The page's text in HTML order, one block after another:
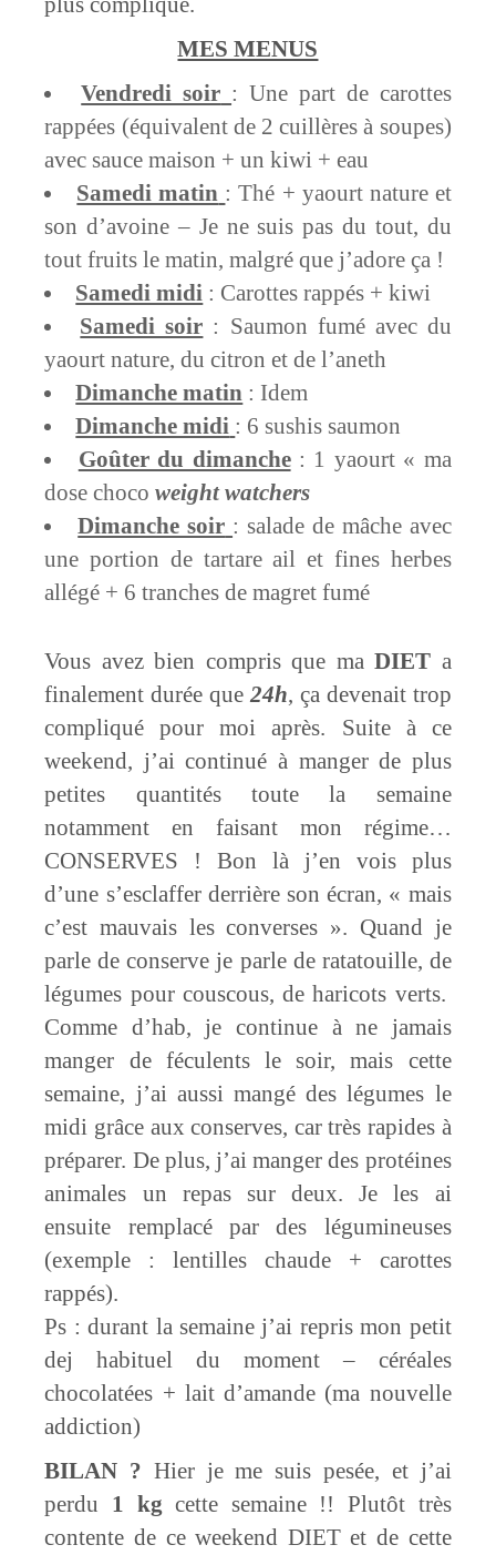
MES MENUS
Vendredi soir : Une part de carottes
rappées (équivalent de 2 cuillères à soupes)
avec sauce maison + un kiwi + eau
Samedi matin : Thé + yaourt nature et
son d’avoine – Je ne suis pas du tout, du
tout fruits le matin, malgré que j’adore ça !
Samedi midi : Carottes rappés + kiwi
Samedi soir : Saumon fumé avec du
yaourt nature, du citron et de l’aneth
Dimanche matin : Idem
Dimanche midi : 6 sushis saumon
Goûter du dimanche: 1 yaourt « ma
dose chocoweight watchers
Dimanche soir : salade de mâche avec
une portion de tartare ail et fines herbes
allégé + 6 tranches de magret fumé
Vous avez bien compris que maDIET a
finalement durée que 24h, ça devenait trop
compliqué pour moi après. Suite à ce
weekend, j’ai continué à manger de plus
petites quantités toute la semaine
notamment en faisant mon régime…
CONSERVES ! Bon là j’en vois plus
d’une s’esclaffer derrière son écran, « mais
c’est mauvais les converses ». Quand je
parle de conserve je parle de ratatouille, de
légumes pour couscous, de haricots verts.
Comme d’hab, je continue à ne jamais
manger de féculents le soir, mais cette
semaine, j’ai aussi mangé des légumes le
midi grâce aux conserves, car très rapides à
préparer. De plus, j’ai manger des protéines
animales un repas sur deux. Je les ai
ensuite remplacé par des légumineuses
(exemple : lentilles chaude + carottes
rappés).
Ps : durant la semaine j’ai repris mon petit
dej habituel du moment – céréales
chocolatées + lait d’amande (ma nouvelle
addiction)
BILAN ? Hier je me suis pesée, et j’ai
perdu 1 kg cette semaine !! Plutôt très
contente de ce weekend DIET et de cette